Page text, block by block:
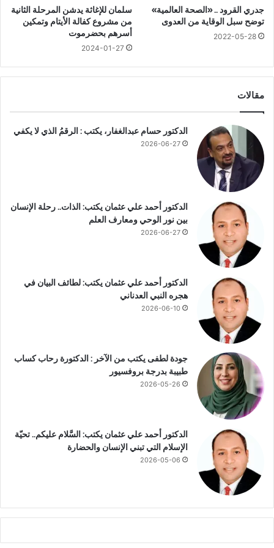
ك
ي
و
ء
ه
ذ
ل
ا
؟
جدري القرود .. «الصحة العالمية»
توضح سبل الوقاية من العدوى
2022-05-28
سلمان للإغاثة يدشن المرحلة الثانية
من مشروع كفالة الأيتام وتمكين
أسرهم بحضرموت
2024-01-27
مقالات
الدكتور حسام عبدالغفار، يكتب : الرقمُ الذي لا يكفي
2026-06-27
الدكتور أحمد علي عثمان يكتب: الذات.. رحلة الإنسان
بين نور الوحي ومعارف العلم
2026-06-27
الدكتور أحمد علي عثمان يكتب: لطائف البيان في
هجره النبي العدناني
2026-06-10
جودة لطفى يكتب من الآخر : الدكتورة رحاب كساب
طبيبة بدرجة بروفسيور
2026-05-26
الدكتور أحمد علي عثمان يكتب: السَّلام عليكم.. تحيّة
الإسلام التي تبني الإنسان والحضارة
2026-05-06